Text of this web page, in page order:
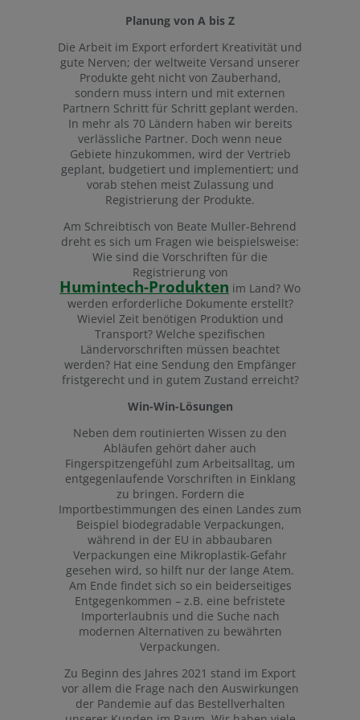
Planung von A bis Z
Die Arbeit im Export erfordert Kreativität und
gute Nerven; der weltweite Versand unserer
Produkte geht nicht von Zauberhand,
sondern muss intern und mit externen
Partnern Schritt für Schritt geplant werden.
In mehr als 70 Ländern haben wir bereits
verlässliche Partner. Doch wenn neue
Gebiete hinzukommen, wird der Vertrieb
geplant, budgetiert und implementiert; und
vorab stehen meist Zulassung und
Registrierung der Produkte.
Am Schreibtisch von Beate Muller-Behrend
dreht es sich um Fragen wie beispielsweise:
Wie sind die Vorschriften für die
Registrierung von
Humintech-Produkten im Land? Wo
werden erforderliche Dokumente erstellt?
Wieviel Zeit benötigen Produktion und
Transport? Welche spezifischen
Ländervorschriften müssen beachtet
werden? Hat eine Sendung den Empfänger
fristgerecht und in gutem Zustand erreicht?
Win-Win-Lösungen
Neben dem routinierten Wissen zu den
Abläufen gehört daher auch
Fingerspitzengefühl zum Arbeitsalltag, um
entgegenlaufende Vorschriften in Einklang
zu bringen. Fordern die
Importbestimmungen des einen Landes zum
Beispiel biodegradable Verpackungen,
während in der EU in abbaubaren
Verpackungen eine Mikroplastik-Gefahr
gesehen wird, so hilft nur der lange Atem.
Am Ende findet sich so ein beiderseitiges
Entgegenkommen – z.B. eine befristete
Importerlaubnis und die Suche nach
modernen Alternativen zu bewährten
Verpackungen.
Zu Beginn des Jahres 2021 stand im Export
vor allem die Frage nach den Auswirkungen
der Pandemie auf das Bestellverhalten